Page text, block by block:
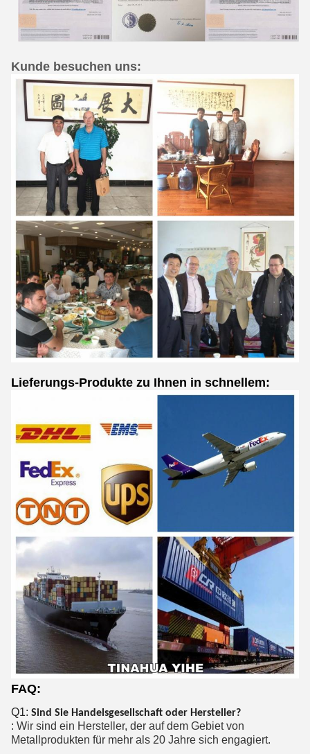
Kunde besuchen uns:
Lieferungs-Produkte zu Ihnen in schnellem:
FAQ:
Q1: Sind Sie Handelsgesellschaft oder Hersteller?
: Wir sind ein Hersteller, der auf dem Gebiet von
Metallprodukten für mehr als 20 Jahre sich engagiert.